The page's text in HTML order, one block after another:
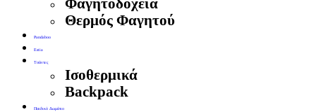
Φαγητοδοχεία
Θερμός Φαγητού
Pandaboo
Estia
Τσάντες
Ισοθερμικά
Backpack
Παιδικό Δωμάτιο